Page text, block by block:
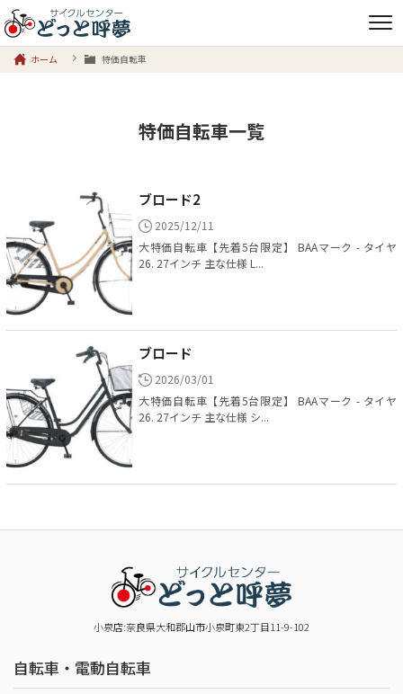
ホーム 特価自転車
特価自転車一覧
ブロード2
2025/12/11
大特価自転車【先着5台限定】 BAAマーク - タイヤ
26. 27インチ 主な仕様 L...
ブロード
2026/03/01
大特価自転車【先着5台限定】 BAAマーク - タイヤ
26. 27インチ 主な仕様 シ...
小泉店:奈良県大和郡山市小泉町東2丁目11-9-102
自転車・電動自転車